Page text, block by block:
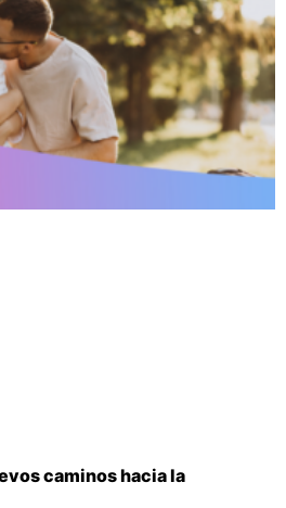
caminos hacia la